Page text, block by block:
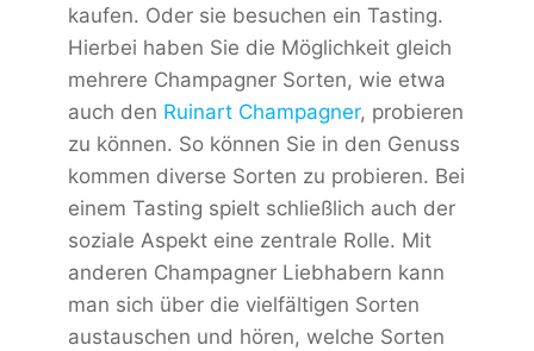
kaufen. Oder sie besuchen ein Tasting.
Hierbei haben Sie die Möglichkeit gleich
mehrere Champagner Sorten, wie etwa
auch den Ruinart Champagner, probieren
zu können. So können Sie in den Genuss
kommen diverse Sorten zu probieren. Bei
einem Tasting spielt schließlich auch der
soziale Aspekt eine zentrale Rolle. Mit
anderen Champagner Liebhabern kann
man sich über die vielfältigen Sorten
austauschen und hören, welche Sorten